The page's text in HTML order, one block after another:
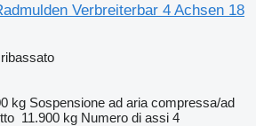
Verbreiterbar 4 Achsen 18
kg Sospensione ad aria compressa/ad
11.900 kg Numero di assi 4